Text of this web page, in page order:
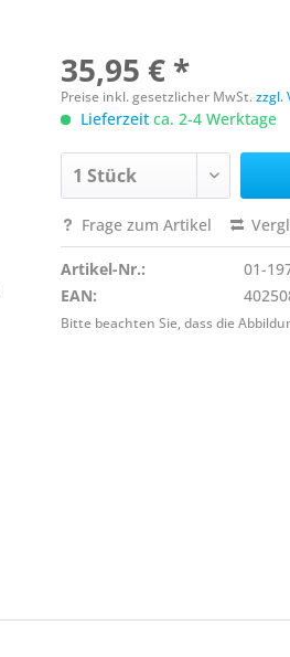
35,95 € *
Preise inkl. gesetzlicher MwSt.zzgl.
Lieferzeit ca. 2-4 Werktage
Frage zum Artikel
Artikel-Nr.:
01-
EAN:
Bitte beachten Sie, dass die